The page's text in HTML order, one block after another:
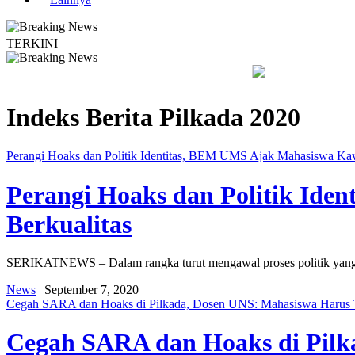
TERKINI
Bapas Yogyakarta
Indeks Berita Pilkada 2020
Perangi Hoaks dan Politik Identitas, BEM UMS Ajak Mahasiswa
Perangi Hoaks dan Politik
Berkualitas
SERIKATNEWS – Dalam rangka turut mengawal proses politik
News | September 7, 2020
Cegah SARA dan Hoaks di Pilkada, Dosen UNS: Mahasiswa Harus
Cegah SARA dan Hoaks di